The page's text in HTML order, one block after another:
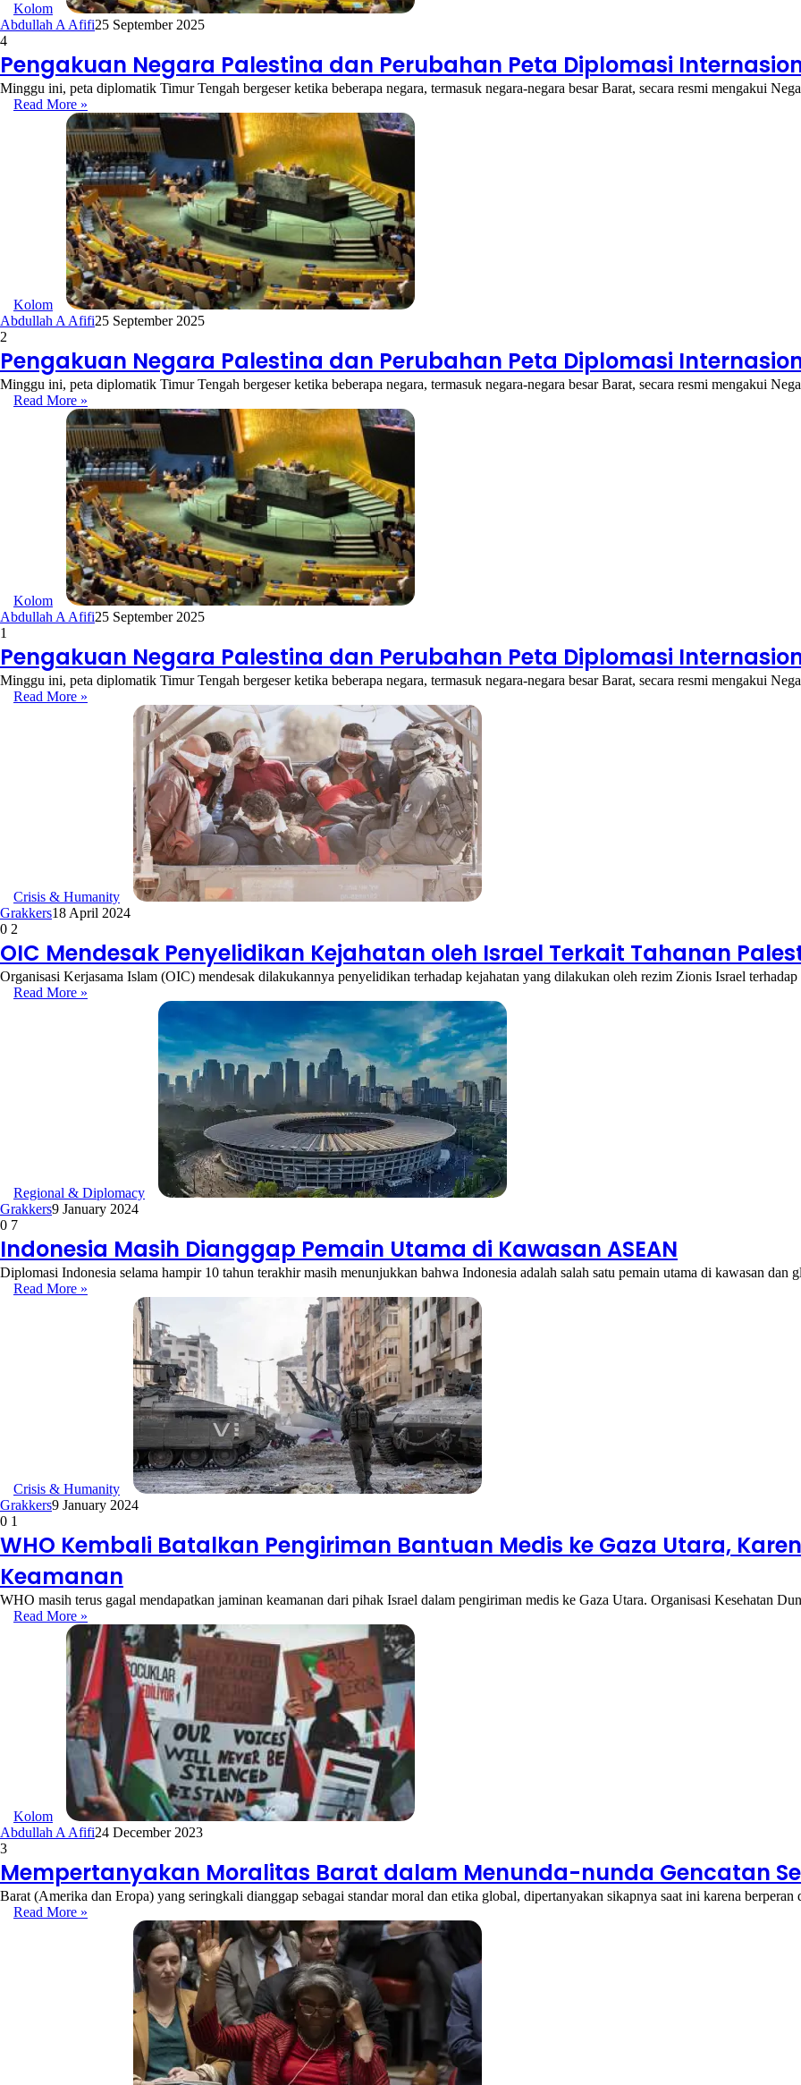
Kolom
Abdullah A Afifi25 September 2025
4
Pengakuan Negara Palestina dan Perubahan Peta Diplomasi
Minggu ini, peta diplomatik Timur Tengah bergeser ketika beberapa negara, termasuk negara-negara besar Barat, secara resmi mengakui
Read More »
Kolom
Abdullah A Afifi25 September 2025
2
Pengakuan Negara Palestina dan Perubahan Peta Diplomasi
Minggu ini, peta diplomatik Timur Tengah bergeser ketika beberapa negara, termasuk negara-negara besar Barat, secara resmi mengakui
Read More »
Kolom
Abdullah A Afifi25 September 2025
1
Pengakuan Negara Palestina dan Perubahan Peta Diplomasi
Minggu ini, peta diplomatik Timur Tengah bergeser ketika beberapa negara, termasuk negara-negara besar Barat, secara resmi mengakui
Read More »
Crisis & Humanity
Grakkers18 April 2024
0 2
OIC Mendesak Penyelidikan Kejahatan oleh Israel Terkait Tahanan
Organisasi Kerjasama Islam (OIC) mendesak dilakukannya penyelidikan terhadap kejahatan yang dilakukan oleh rezim Zionis Israel
Read More »
Regional & Diplomacy
Grakkers9 January 2024
0 7
Indonesia Masih Dianggap Pemain Utama di Kawasan ASEAN
Diplomasi Indonesia selama hampir 10 tahun terakhir masih menunjukkan bahwa Indonesia adalah salah satu pemain utama di kawasan dan
Read More »
Crisis & Humanity
Grakkers9 January 2024
0 1
WHO Kembali Batalkan Pengiriman Bantuan Medis ke Gaza Utara,
Keamanan
WHO masih terus gagal mendapatkan jaminan keamanan dari pihak Israel dalam pengiriman medis ke Gaza Utara. Organisasi Kesehatan
Read More »
Kolom
Abdullah A Afifi24 December 2023
3
Mempertanyakan Moralitas Barat dalam Menunda-nunda Gencatan
Barat (Amerika dan Eropa) yang seringkali dianggap sebagai standar moral dan etika global, dipertanyakan sikapnya saat ini karena berperan
Read More »